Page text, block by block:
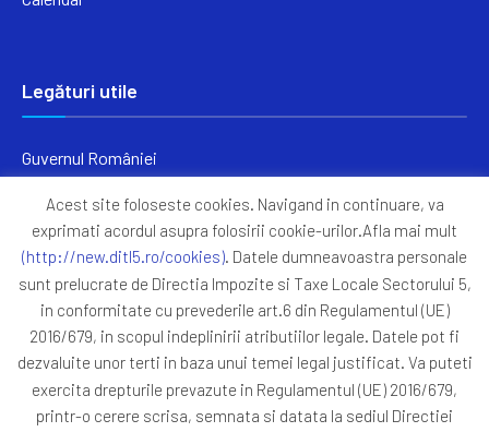
Legături utile
Guvernul României
Primăria Sectorul 5
ANAF
Protocoale
GDPR
Harta Site
Acest site foloseste cookies. Navigand in continuare, va
exprimati acordul asupra folosirii cookie-urilor.Afla mai mult
(http://new.ditl5.ro/cookies). Datele dumneavoastra personale
sunt prelucrate de Directia Impozite si Taxe Locale Sectorului 5,
in conformitate cu prevederile art.6 din Regulamentul (UE)
2016/679, in scopul indeplinirii atributiilor legale. Datele pot fi
dezvaluite unor terti in baza unui temei legal justificat. Va puteti
exercita drepturile prevazute in Regulamentul (UE) 2016/679,
printr-o cerere scrisa, semnata si datata la sediul Directiei